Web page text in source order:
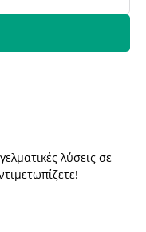
λύσεις σε